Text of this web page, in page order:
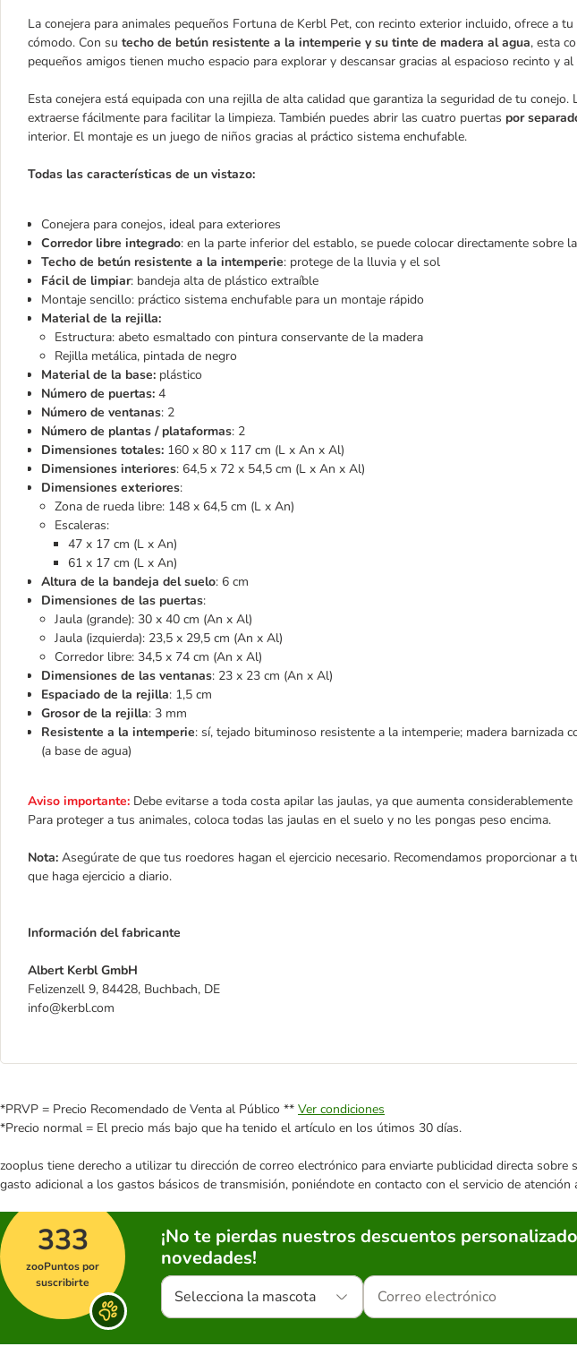
La conejera para animales pequeños Fortuna de Kerbl Pet, con recinto exterior incluido, ofrece a
cómodo. Con su techo de betún resistente a la intemperie y su tinte de madera al agua, esta
pequeños amigos tienen mucho espacio para explorar y descansar gracias al espacioso recinto y
Esta conejera está equipada con una rejilla de alta calidad que garantiza la seguridad de tu
extraerse fácilmente para facilitar la limpieza. También puedes abrir las cuatro puertas por
interior. El montaje es un juego de niños gracias al práctico sistema enchufable.
Todas las características de un vistazo:
Conejera para conejos, ideal para exteriores
Corredor libre integrado: en la parte inferior del establo, se puede colocar directamente sobre
Techo de betún resistente a la intemperie: protege de la lluvia y el sol
Fácil de limpiar: bandeja alta de plástico extraíble
Montaje sencillo: práctico sistema enchufable para un montaje rápido
Material de la rejilla:
Estructura: abeto esmaltado con pintura conservante de la madera
Rejilla metálica, pintada de negro
Material de la base: plástico
Número de puertas: 4
Número de ventanas: 2
Número de plantas / plataformas: 2
Dimensiones totales: 160 x 80 x 117 cm (L x An x Al)
Dimensiones interiores: 64,5 x 72 x 54,5 cm (L x An x Al)
Dimensiones exteriores:
Zona de rueda libre: 148 x 64,5 cm (L x An)
Escaleras:
47 x 17 cm (L x An)
61 x 17 cm (L x An)
Altura de la bandeja del suelo: 6 cm
Dimensiones de las puertas:
Jaula (grande): 30 x 40 cm (An x Al)
Jaula (izquierda): 23,5 x 29,5 cm (An x Al)
Corredor libre: 34,5 x 74 cm (An x Al)
Dimensiones de las ventanas: 23 x 23 cm (An x Al)
Espaciado de la rejilla: 1,5 cm
Grosor de la rejilla: 3 mm
Resistente a la intemperie: sí, tejado bituminoso resistente a la intemperie; madera barnizada
(a base de agua)
Aviso importante: Debe evitarse a toda costa apilar las jaulas, ya que aumenta
Para proteger a tus animales, coloca todas las jaulas en el suelo y no les pongas peso encima.
Nota: Asegúrate de que tus roedores hagan el ejercicio necesario. Recomendamos proporcionar a
que haga ejercicio a diario.
Información del fabricante
Albert Kerbl GmbH
Felizenzell 9, 84428, Buchbach, DE
info@kerbl.com
*PRVP = Precio Recomendado de Venta al Público ** Ver condiciones
*Precio normal = El precio más bajo que ha tenido el artículo en los útimos 30 días.
zooplus tiene derecho a utilizar tu dirección de correo electrónico para enviarte publicidad directa
gasto adicional a los gastos básicos de transmisión, poniéndote en contacto con el servicio de
333
zooPuntos por
suscribirte
¡No te pierdas nuestros descuentos
novedades!
Selecciona la mascota